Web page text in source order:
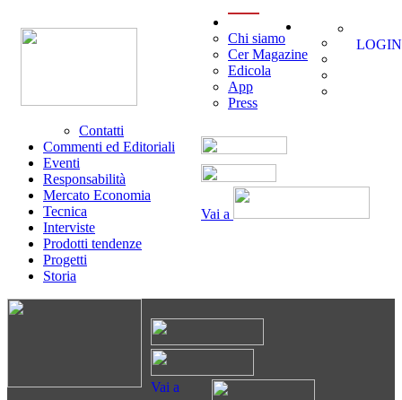
Vai a
Chi siamo
Cer Magazine
Edicola
App
Press
Contatti
Commenti ed Editoriali
Eventi
Responsabilità
Mercato Economia
Tecnica
Interviste
Prodotti tendenze
Progetti
Storia
LOGIN
Vai a